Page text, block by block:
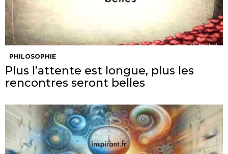
PHILOSOPHIE
Plus l’attente est longue, plus les
rencontres seront belles